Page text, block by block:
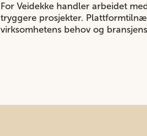
For Veidekke handler arbeidet
tryggere prosjekter.
virksomhetens behov og